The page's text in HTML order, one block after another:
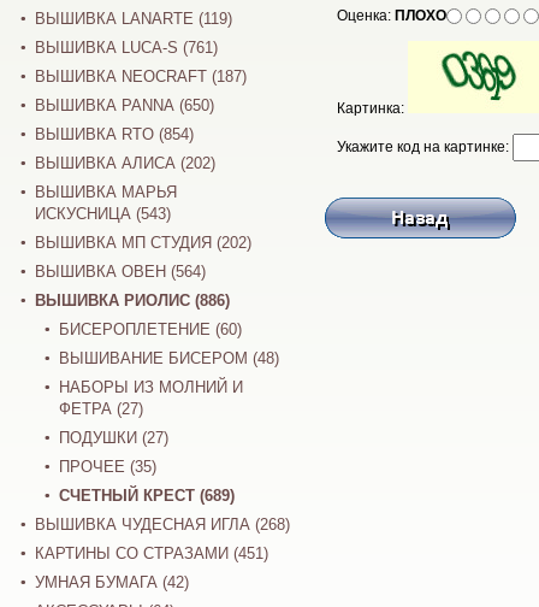
Оценка: ПЛОХО
Картинка:
Укажите код на картинке:
ВЫШИВКА LANARTE (119)
ВЫШИВКА LUCA-S (761)
ВЫШИВКА NEOCRAFT (187)
ВЫШИВКА PANNA (650)
ВЫШИВКА RTO (854)
ВЫШИВКА АЛИСА (202)
ВЫШИВКА МАРЬЯ
ИСКУСНИЦА (543)
ВЫШИВКА МП СТУДИЯ (202)
ВЫШИВКА ОВЕН (564)
ВЫШИВКА РИОЛИС (886)
БИСЕРОПЛЕТЕНИЕ (60)
ВЫШИВАНИЕ БИСЕРОМ (48)
НАБОРЫ ИЗ МОЛНИЙ И
ФЕТРА (27)
ПОДУШКИ (27)
ПРОЧЕЕ (35)
СЧЕТНЫЙ КРЕСТ (689)
ВЫШИВКА ЧУДЕСНАЯ ИГЛА (268)
КАРТИНЫ СО СТРАЗАМИ (451)
УМНАЯ БУМАГА (42)